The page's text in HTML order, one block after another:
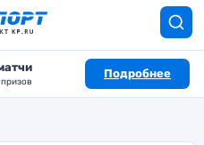
Подробнее